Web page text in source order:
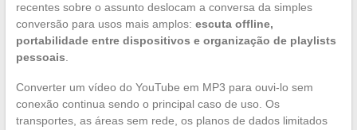
recentes sobre o assunto deslocam a conversa da simples
conversão para usos mais amplos: escuta offline,
portabilidade entre dispositivos e organização de playlists
pessoais.
Converter um vídeo do YouTube em MP3 para ouvi-lo sem
conexão continua sendo o principal caso de uso. Os
transportes, as áreas sem rede, os planos de dados limitados